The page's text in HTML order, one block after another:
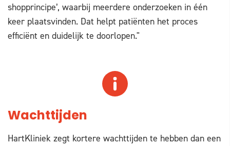
shopprincipe’, waarbij meerdere onderzoeken in één
keer plaatsvinden. Dat helpt patiënten het proces
efficiënt en duidelijk te doorlopen."
Wachttijden
HartKliniek zegt kortere wachttijden te hebben dan een